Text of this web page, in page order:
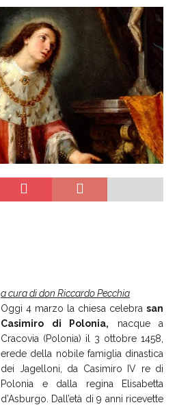
a cura di don Riccardo Pecchia
Oggi 4 marzo la chiesa celebra san
Casimiro di Polonia, nacque a
Cracovia (Polonia) il 3 ottobre 1458,
erede della nobile famiglia dinastica
dei Jagelloni, da Casimiro IV re di
Polonia e dalla regina Elisabetta
d’Asburgo. Dall’età di 9 anni ricevette